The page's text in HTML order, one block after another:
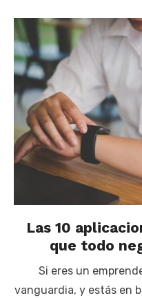
Las 10
que todo
Si eres un
vanguardia, y estás en